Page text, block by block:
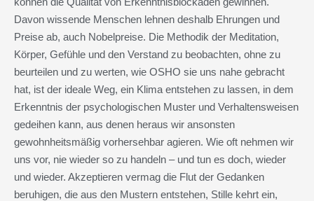
Davon wissende Menschen lehnen deshalb Ehrungen und
Preise ab, auch Nobelpreise. Die Methodik der Meditation,
Körper, Gefühle und den Verstand zu beobachten, ohne zu
beurteilen und zu werten, wie OSHO sie uns nahe gebracht
hat, ist der ideale Weg, ein Klima entstehen zu lassen, in dem
Erkenntnis der psychologischen Muster und Verhaltensweisen
gedeihen kann, aus denen heraus wir ansonsten
gewohnheitsmäßig vorhersehbar agieren. Wie oft nehmen wir
uns vor, nie wieder so zu handeln – und tun es doch, wieder
und wieder. Akzeptieren vermag die Flut der Gedanken
beruhigen, die aus den Mustern entstehen, Stille kehrt ein,